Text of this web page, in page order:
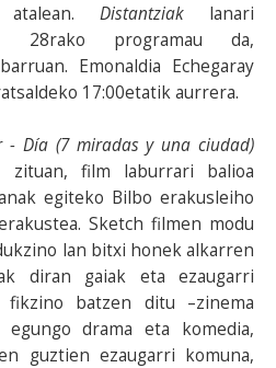
atalean. Distantziak lanari
28rako programau da,
Emonaldia Echegaray
17:00etatik aurrera.
- Día (7 miradas y una ciudad)
zituan, film laburrari balioa
egiteko Bilbo erakusleiho
Sketch filmen modu
lan bitxi honek alkarren
diran gaiak eta ezaugarri
batzen ditu –zinema
egungo drama eta komedia,
guztien ezaugarri komuna,